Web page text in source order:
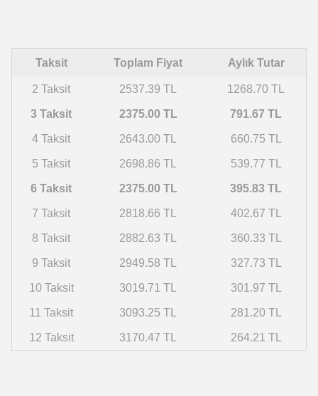
Taksit Toplam Fiyat Aylık Tutar
2 Taksit 2537.39 TL 1268.70 TL
3 Taksit 2375.00 TL 791.67 TL
4 Taksit 2643.00 TL 660.75 TL
5 Taksit 2698.86 TL 539.77 TL
6 Taksit 2375.00 TL 395.83 TL
7 Taksit 2818.66 TL 402.67 TL
8 Taksit 2882.63 TL 360.33 TL
9 Taksit 2949.58 TL 327.73 TL
10 Taksit 3019.71 TL 301.97 TL
11 Taksit 3093.25 TL 281.20 TL
12 Taksit 3170.47 TL 264.21 TL